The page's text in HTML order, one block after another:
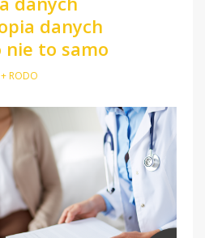
danych
nie to samo
RODO